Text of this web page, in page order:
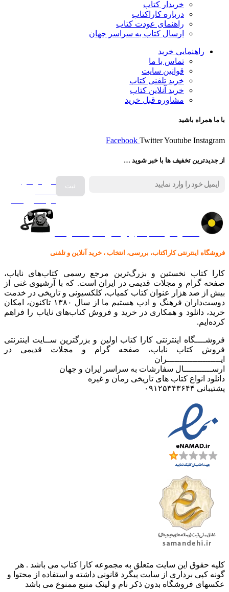
خریدار کتاب
درباره کاراکتاب
راهنمای عودت کتاب
ارسال کتاب به سراسر جهان
راهنمایی خرید
تماس با ما
قوانین سایت
خرید تلفنی کتاب
خرید آنلاین کتاب
مشاوره قبل خرید
با ما همراه باشید
Facebook TwitterYoutube Instagram
از جدیدترین تخفیف ها با خبر شوید …
فروش انواع
فروشگاه اینترنتی کاراکتاب، بررسی، انتخاب ، خرید آنلاین و تلفنی
کارا کتاب نخستین و بزرگ‌ترین مرجع رسمی کتاب‌های نایاب،
صفحه گرام و مجلات قدیمی در ایران است. که با آرشیوی غنی از
بیش از صد هزار عنوان کتاب کمیاب، کلکسیونی و تاریخی در خدمت
دوست‌داران فرهنگ و ادب هستیم ما از سال ۱۳۸۰ تاکنون، امکان
خرید، دانلود و همکاری در خرید و فروش کتاب‌های نایاب را فراهم
کرده‌ایم.
فروشــــگاه اینترنتی کارا کتاب اولین و بزرگترین ســایت اینترنتی
فروش کتاب نایاب، صفحه گرام و مجلات قدیمی در
ایـــــــــــــــــــــران
ارســـــــــــال سفارشات به سراسر ایران و جهان
دانلود انواع کتاب های تاریخی رمان و غیره
پشتیبانی ۰۹۱۲۵۳۴۳۶۴۴
کليه حقوق اين سايت متعلق به مجموعه کارا کتاب می باشد . هر
گونه کپی برداری از سایت پیگرد قانونی داشته و استفاده از محتوا و
عکسهای فروشگاه بدون ذکر نام و لینک منبع ممنوع می باشد